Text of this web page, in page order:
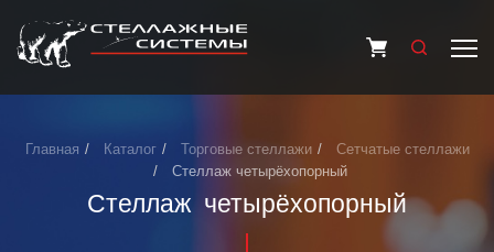
Главная Каталог Торговые стеллажи
Сетчатые стеллажи
Стеллаж четырёхопорный
Стеллаж четырёхопорный